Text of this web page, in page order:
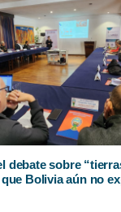
debate sobre
Bolivia aún no